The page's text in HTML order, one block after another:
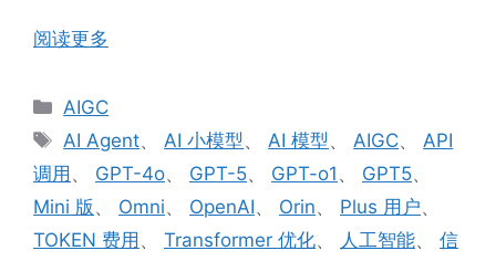
阅读更多
分
类
AIGC
标
签
AI Agent、 AI 小模型、 AI 模型、 AIGC、 API
调用 、 GPT-4o、 GPT-5、 GPT-o1 、 GPT5、
Mini 版 、 Omni、 OpenAI、 Orin、 Plus 用户、
TOKEN 费用 、 Transformer 优化、 人工智能、 信